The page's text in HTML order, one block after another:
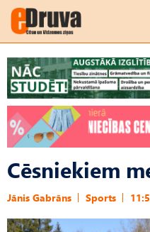
Cēsniekiem
Jānis Gabrāns Sports